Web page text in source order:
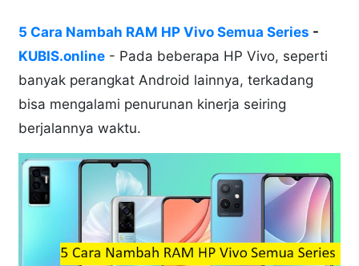
5 Cara Nambah RAM HP Vivo Semua Series -
KUBIS.online - Pada beberapa HP Vivo, seperti
banyak perangkat Android lainnya, terkadang
bisa mengalami penurunan kinerja seiring
berjalannya waktu.